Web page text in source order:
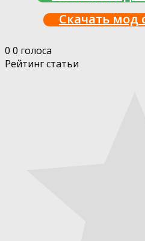
Скачать мод
0 0 голоса
Рейтинг статьи